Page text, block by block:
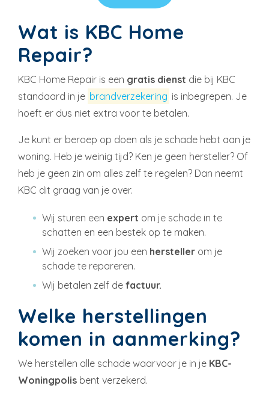
Wat is KBC Home
Repair?
KBC Home Repair is een gratis dienst die bij KBC
standaard in je brandverzekering is inbegrepen. Je
hoeft er dus niet extra voor te betalen.
Je kunt er beroep op doen als je schade hebt aan je
woning. Heb je weinig tijd? Ken je geen hersteller? Of
heb je geen zin om alles zelf te regelen? Dan neemt
KBC dit graag van je over.
Wij sturen een expert om je schade in te
schatten en een bestek op te maken.
Wij zoeken voor jou een hersteller om je
schade te repareren.
Wij betalen zelf de factuur.
Welke herstellingen
komen in aanmerking?
We herstellen alle schade waarvoor je in je KBC-
Woningpolis bent verzekerd.